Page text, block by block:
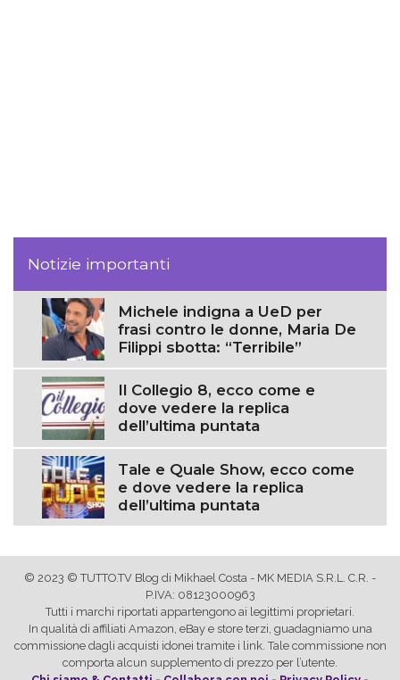
Notizie importanti
Michele indigna a UeD per
frasi contro le donne, Maria De
Filippi sbotta: “Terribile”
Il Collegio 8, ecco come e
dove vedere la replica
dell’ultima puntata
Tale e Quale Show, ecco come
e dove vedere la replica
dell’ultima puntata
© 2023 © TUTTO.TV Blog di Mikhael Costa - MK MEDIA S.R.L. C.R. -
P.IVA: 08123000963
Tutti i marchi riportati appartengono ai legittimi proprietari.
In qualità di affiliati Amazon, eBay e store terzi, guadagniamo una
commissione dagli acquisti idonei tramite i link. Tale commissione non
comporta alcun supplemento di prezzo per l’utente.